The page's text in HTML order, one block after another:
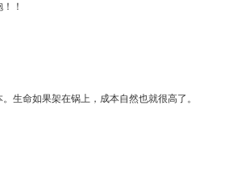
！
生命如果架在锅上，成本自然也就很高了。